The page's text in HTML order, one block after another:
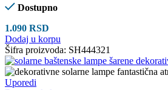
Dostupno
1.090 RSD
Dodaj u korpu
Šifra proizvoda: SH444321
Uporedi